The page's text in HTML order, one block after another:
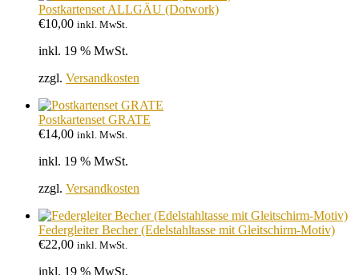
Postkartenset ALLGÄU (Dotwork)
€10,00 inkl. MwSt.
inkl. 19 % MwSt.
zzgl. Versandkosten
Postkartenset GRATE
€14,00 inkl. MwSt.
inkl. 19 % MwSt.
zzgl. Versandkosten
Federgleiter Becher (Edelstahltasse mit Gleitschirm-Motiv)
€22,00 inkl. MwSt.
inkl. 19 % MwSt.